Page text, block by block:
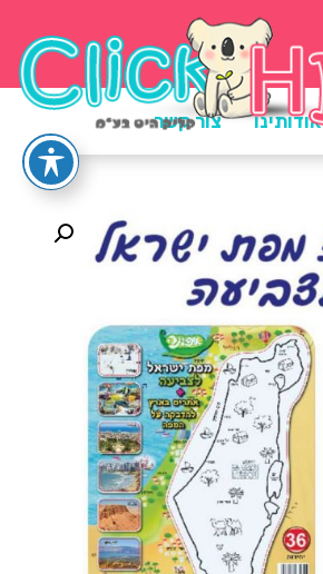
אודותינו צור קשר